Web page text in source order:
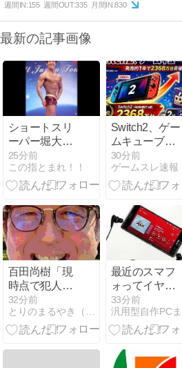
週間IN:155 週間OUT:335 月間IN:830
最新の記事画像
ショートスリ
ーパー堀大輔
氏、涙を流す
25分前
この指とまれ！！
Switch2、ゲー
ムキューブを
抜く。発売約
1年で2368万
台突破
30分前
ゲームスレ速報
百田尚樹「現
時点で犯人が
誰かは不明だ
が、私は日本
人ではないと
32分前
とりのまるやき（保守）
最近のスマフ
ォってイヤホ
ンジャック付
いてないの?
33分前